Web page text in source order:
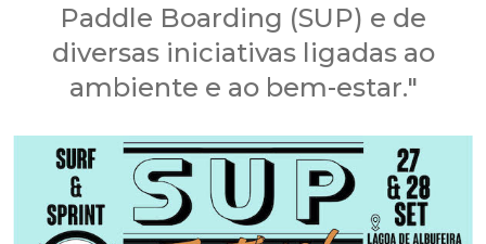
Paddle Boarding (SUP) e de
diversas iniciativas ligadas ao
ambiente e ao bem-estar."